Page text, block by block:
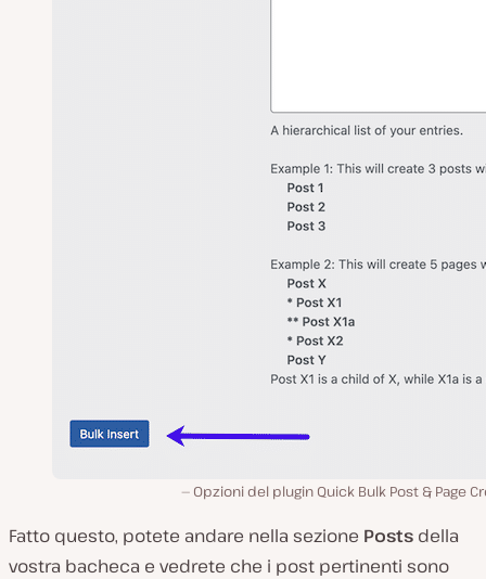
Opzioni del plugin Quick Bulk Post & Page
Fatto questo, potete andare nella sezione Posts della
vostra bacheca e vedrete che i post pertinenti sono